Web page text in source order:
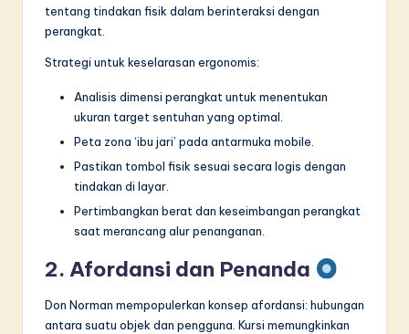
tentang tindakan fisik dalam berinteraksi dengan
perangkat.
Strategi untuk keselarasan ergonomis:
Analisis dimensi perangkat untuk menentukan
ukuran target sentuhan yang optimal.
Peta zona ‘ibu jari’ pada antarmuka mobile.
Pastikan tombol fisik sesuai secara logis dengan
tindakan di layar.
Pertimbangkan berat dan keseimbangan perangkat
saat merancang alur penanganan.
2. Afordansi dan Penanda
Don Norman mempopulerkan konsep afordansi: hubungan
antara suatu objek dan pengguna. Kursi memungkinkan